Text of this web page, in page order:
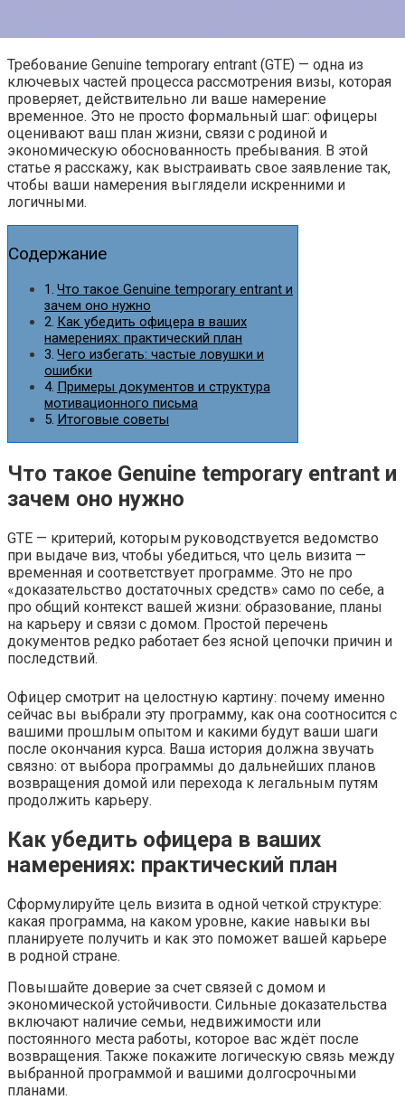
Требование Genuine temporary entrant (GTE) — одна из
ключевых частей процесса рассмотрения визы, которая
проверяет, действительно ли ваше намерение
временное. Это не просто формальный шаг: офицеры
оценивают ваш план жизни, связи с родиной и
экономическую обоснованность пребывания. В этой
статье я расскажу, как выстраивать свое заявление так,
чтобы ваши намерения выглядели искренними и
логичными.
Содержание
Что такое Genuine temporary entrant и
зачем оно нужно
Как убедить офицера в ваших
намерениях: практический план
Чего избегать: частые ловушки и
ошибки
Примеры документов и структура
мотивационного письма
Итоговые советы
Что такое Genuine temporary entrant и
зачем оно нужно
GTE — критерий, которым руководствуется ведомство
при выдаче виз, чтобы убедиться, что цель визита —
временная и соответствует программе. Это не про
«доказательство достаточных средств» само по себе, а
про общий контекст вашей жизни: образование, планы
на карьеру и связи с домом. Простой перечень
документов редко работает без ясной цепочки причин и
последствий.
Офицер смотрит на целостную картину: почему именно
сейчас вы выбрали эту программу, как она соотносится с
вашими прошлым опытом и какими будут ваши шаги
после окончания курса. Ваша история должна звучать
связно: от выбора программы до дальнейших планов
возвращения домой или перехода к легальным путям
продолжить карьеру.
Как убедить офицера в ваших
намерениях: практический план
Сформулируйте цель визита в одной четкой структуре:
какая программа, на каком уровне, какие навыки вы
планируете получить и как это поможет вашей карьере
в родной стране.
Повышайте доверие за счет связей с домом и
экономической устойчивости. Сильные доказательства
включают наличие семьи, недвижимости или
постоянного места работы, которое вас ждёт после
возвращения. Также покажите логическую связь между
выбранной программой и вашими долгосрочными
планами.